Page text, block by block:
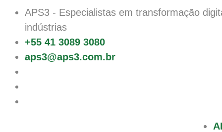
APS3 - Especialistas em transformação
indústrias
+55 41 3089 3080
aps3@aps3.com.br